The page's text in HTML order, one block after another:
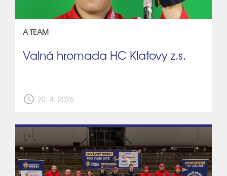
A TEAM
Valná hromada HC Klatovy z.s.
schedule 20. 4. 2026